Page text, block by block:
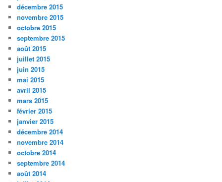
décembre 2015
novembre 2015
octobre 2015
septembre 2015
août 2015
juillet 2015
juin 2015
mai 2015
avril 2015
mars 2015
février 2015
janvier 2015
décembre 2014
novembre 2014
octobre 2014
septembre 2014
août 2014